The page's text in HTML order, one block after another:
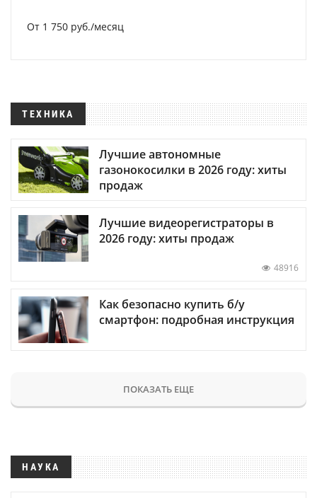
От 1 750 руб./месяц
ТЕХНИКА
Лучшие автономные
газонокосилки в 2026 году: хиты
продаж
Лучшие видеорегистраторы в
2026 году: хиты продаж
48916
Как безопасно купить б/у
смартфон: подробная инструкция
ПОКАЗАТЬ ЕЩЕ
НАУКА